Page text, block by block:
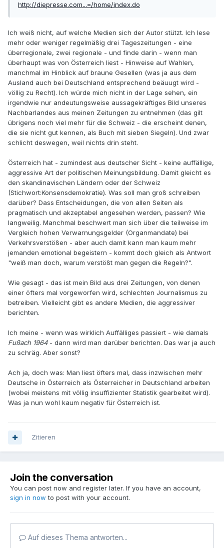
http://diepresse.com...=/home/index.do
Ich weiß nicht, auf welche Medien sich der Autor stützt. Ich lese
mehr oder weniger regelmäßig drei Tageszeitungen - eine
überregionale, zwei regionale - und finde darin - wenn man
überhaupt was von Österreich liest - Hinweise auf Wahlen,
manchmal im Hinblick auf braune Gesellen (was ja aus dem
Ausland auch bei Deutschland entsprechend beäuugt wird -
völlig zu Recht). Ich würde mich nicht in der Lage sehen, ein
irgendwie nur andeutungsweise aussagekräftiges Bild unseres
Nachbarlandes aus meinen Zeitungen zu entnehmen (das gilt
übrigens noch viel mehr für die Schweiz - die erscheint denen,
die sie nicht gut kennen, als Buch mit sieben Siegeln). Und zwar
schlicht deswegen, weil nichts drin steht.
Österreich hat - zumindest aus deutscher Sicht - keine auffällige,
aggressive Art der politischen Meinungsbildung. Damit gleicht es
den skandinavischen Ländern oder der Schweiz
(Stichwort:Konsensdemokratie). Was soll man groß schreiben
darüber? Dass Entscheidungen, die von allen Seiten als
pragmatisch und akzeptabel angesehen werden, passen? Wie
langweilig. Manchmal beschwert man sich über die teilweise im
Vergleich hohen Verwarnungsgelder (Organmandate) bei
Verkehrsverstößen - aber auch damit kann man kaum mehr
jemanden emotional begeistern - kommt doch gleich als Antwort
"weiß man doch, warum verstößt man gegen die Regeln?".
Wie gesagt - das ist mein Bild aus drei Zeitungen, von denen
einer öfters mal vorgeworfen wird, schlechten Journalismus zu
betreiben. Vielleicht gibt es andere Medien, die aggressiver
berichten.
Ich meine - wenn was wirklich Auffälliges passiert - wie damals
Fußach 1964- dann wird man darüber berichten. Das war ja auch
zu schräg. Aber sonst?
Ach ja, doch was: Man liest öfters mal, dass inzwischen mehr
Deutsche in Österreich als Österreicher in Deutschland arbeiten
(wobei meistens mit völlig insuffizienter Statistik gearbeitet wird).
Was ja nun wohl kaum negativ für Österreich ist.
Zitieren
Join the conversation
You can post now and register later. If you have an account,
sign in now to post with your account.
Auf dieses Thema antworten...